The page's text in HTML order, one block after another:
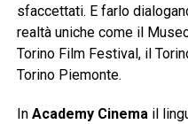
sfaccettati. E farlo
realtà uniche come il
Torino Film Festival, il
Torino Piemonte.
In Academy Cinemail